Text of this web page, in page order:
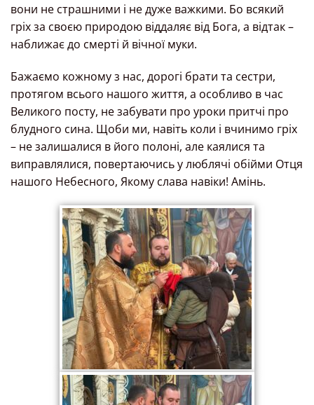
вони не страшними і не дуже важкими. Бо всякий
гріх за своєю природою віддаляє від Бога, а відтак –
наближає до смерті й вічної муки.
Бажаємо кожному з нас, дорогі брати та сестри,
протягом всього нашого життя, а особливо в час
Великого посту, не забувати про уроки притчі про
блудного сина. Щоби ми, навіть коли і вчинимо гріх
– не залишалися в його полоні, але каялися та
виправлялися, повертаючись у люблячі обійми Отця
нашого Небесного, Якому слава навіки! Амінь.